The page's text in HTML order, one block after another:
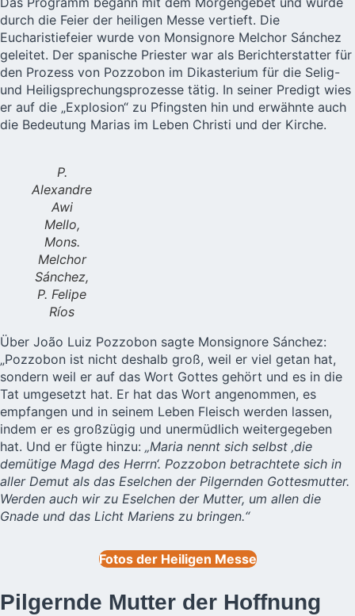
durch die Feier der heiligen Messe vertieft. Die
Eucharistiefeier wurde von Monsignore Melchor Sánchez
geleitet. Der spanische Priester war als Berichterstatter für
den Prozess von Pozzobon im Dikasterium für die Selig-
und Heiligsprechungsprozesse tätig. In seiner Predigt wies
er auf die „Explosion“ zu Pfingsten hin und erwähnte auch
die Bedeutung Marias im Leben Christi und der Kirche.
P.
Alexandre
Awi
Mello,
Mons.
Melchor
Sánchez,
P. Felipe
Ríos
Über João Luiz Pozzobon sagte Monsignore Sánchez:
„Pozzobon ist nicht deshalb groß, weil er viel getan hat,
sondern weil er auf das Wort Gottes gehört und es in die
Tat umgesetzt hat. Er hat das Wort angenommen, es
empfangen und in seinem Leben Fleisch werden lassen,
indem er es großzügig und unermüdlich weitergegeben
hat. Und er fügte hinzu: „Maria nennt sich selbst ‚die
demütige Magd des Herrn‘. Pozzobon betrachtete sich in
aller Demut als das Eselchen der Pilgernden Gottesmutter.
Werden auch wir zu Eselchen der Mutter, um allen die
Gnade und das Licht Mariens zu bringen.“
Fotos der Heiligen Messe
Pilgernde Mutter der Hoffnung